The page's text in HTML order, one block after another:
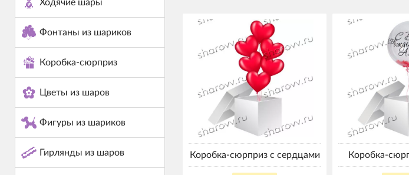
Ходячие шары
Фонтаны из шариков
Коробка-сюрприз
Цветы из шаров
Фигуры из шариков
Гирлянды из шаров Коробка-сюрприз с сердцами Коробка-